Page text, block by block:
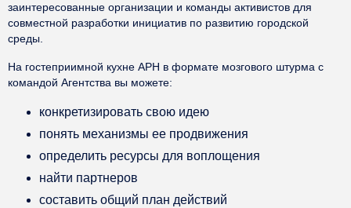
заинтересованные организации и команды активистов для
совместной разработки инициатив по развитию городской
среды.
На гостеприимной кухне АРН в формате мозгового штурма с
командой Агентства вы можете:
конкретизировать свою идею
понять механизмы ее продвижения
определить ресурсы для воплощения
найти партнеров
составить общий план действий